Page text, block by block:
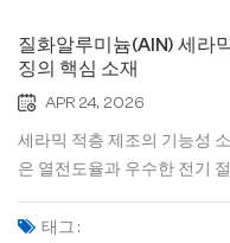
질화알루미늄(AlN) 세라
징의 핵심 소재
APR 24, 2026
세라믹 적층 제조의 기능성
은 열전도율과 우수한 전기
에 전자 기기의 열 방출 및
았습니다. SLA 세라믹과 같
태그 :